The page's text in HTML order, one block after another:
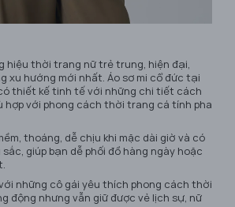
hiệu thời trang nữ trẻ trung, hiện đại,
xu hướng mới nhất. Áo sơ mi cổ đức tại
thiết kế tinh tế với những chi tiết cách
hợp với phong cách thời trang cá tính pha
thoáng, dễ chịu khi mặc dài giờ và có
giúp bạn dễ phối đồ hàng ngày hoặc
những cô gái yêu thích phong cách thời
động nhưng vẫn giữ được vẻ lịch sự, nữ